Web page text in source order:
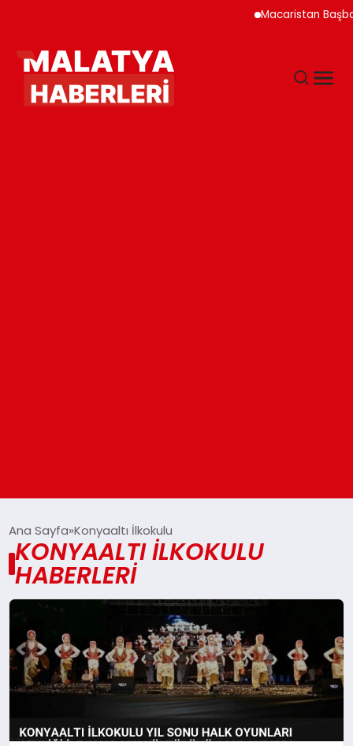
Macaristan
GÜNDEM
EĞITIM
Ana Sayfa Konyaaltı İlkokulu
KONYAALTI İLKOKULU
HABERLERI